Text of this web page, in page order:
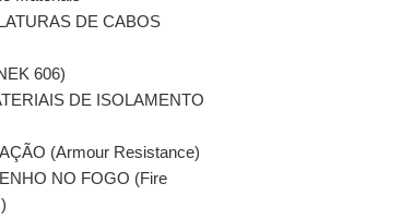
DE CABOS
606)
DE ISOLAMENTO
(Armour Resistance)
NO FOGO (Fire